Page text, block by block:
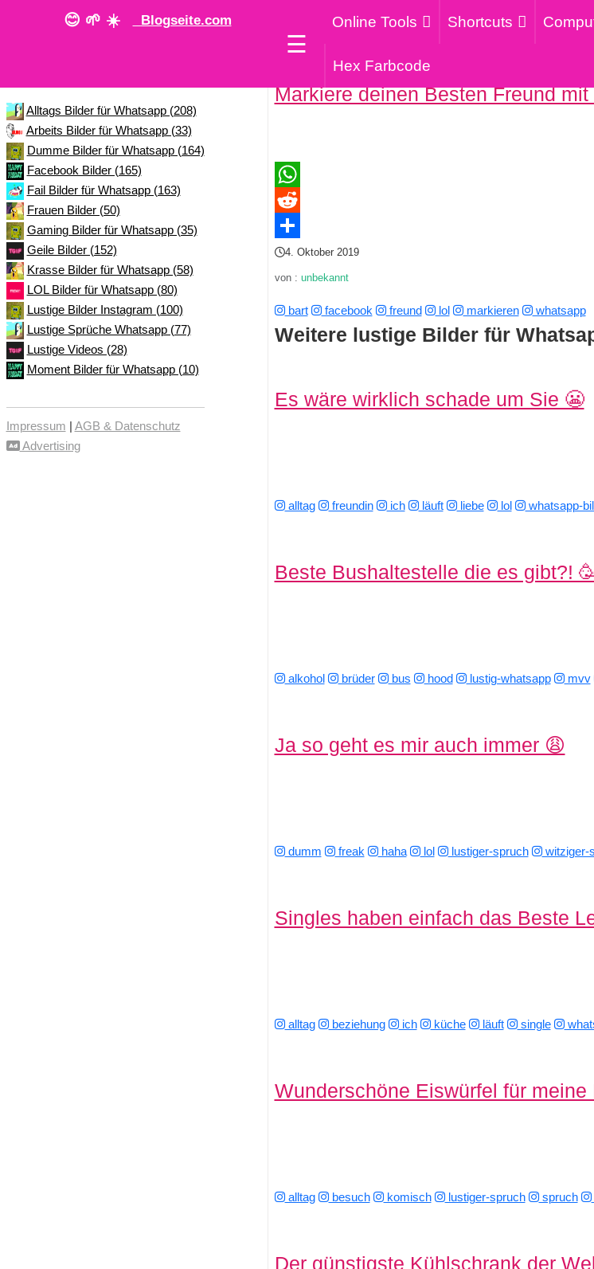
😊 🌱 ☀️ Blogseite.com
☰
Online Tools Shortcuts
Hex Farbcode
Alltags Bilder für Whatsapp (208)
Arbeits Bilder für Whatsapp (33)
Dumme Bilder für Whatsapp (164)
Facebook Bilder (165)
Fail Bilder für Whatsapp (163)
Frauen Bilder (50)
Gaming Bilder für Whatsapp (35)
Geile Bilder (152)
Krasse Bilder für Whatsapp (58)
LOL Bilder für Whatsapp (80)
Lustige Bilder Instagram (100)
Lustige Sprüche Whatsapp (77)
Lustige Videos (28)
Moment Bilder für Whatsapp (10)
Impressum | AGB & Datenschutz
Advertising
Markiere deinen Besten Freund mit
WhatsApp
Reddit
Teilen
4. Oktober 2019
von : unbekannt
bart facebook freund lol markieren whatsapp
Weitere lustige Bilder für
Es wäre wirklich schade um Sie 😬
alltag freundin ich läuft liebe lol whatsapp-
Beste Bushaltestelle die es gibt?!
alkohol brüder bus hood lustig-whatsapp mvv
Ja so geht es mir auch immer 😩
dumm freak haha lol lustiger-spruch witziger-
Singles haben einfach das Beste
alltag beziehung ich küche läuft single
Wunderschöne Eiswürfel für meine
alltag besuch komisch lustiger-spruch spruch
Der günstigste Kühlschrank der